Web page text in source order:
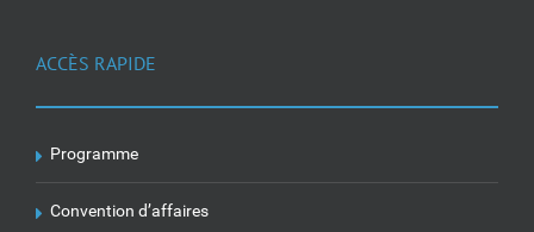
ACCÈS RAPIDE
Programme
Convention d’affaires